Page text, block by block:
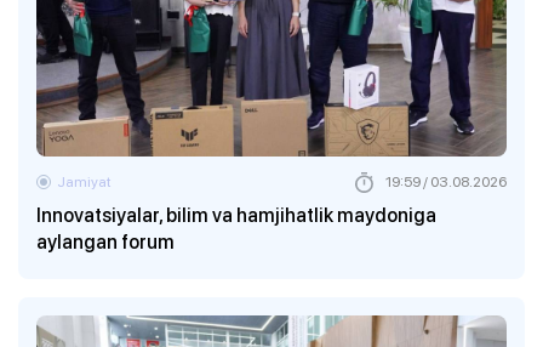
Innovatsiyalar, bilim va hamjihatlik maydoniga
aylangan forum
Jamiyat 19:59 / 03.08.2026